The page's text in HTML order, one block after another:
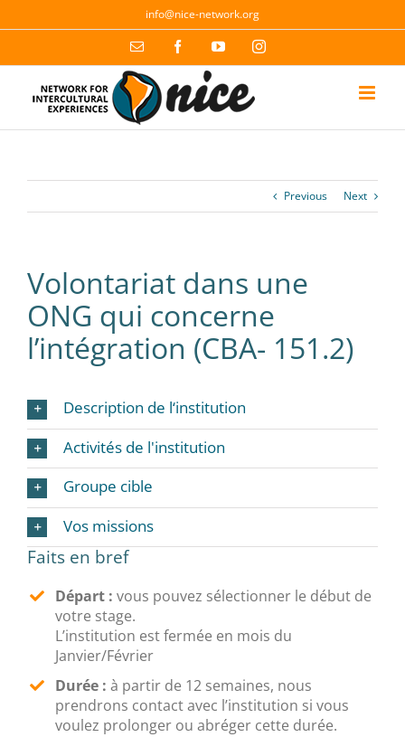
to
info@nice-network.org
Email FacebookYouTubeInstagram
Previous Next
Volontariat dans une
ONG qui concerne
l’intégration (CBA- 151.2)
Description de l‘institution
Activités de l'institution
Groupe cible
Vos missions
Faits en bref
Départ : vous pouvez sélectionner le début de
votre stage.
L’institution est fermée en mois du
Janvier/Février
Durée : à partir de 12 semaines, nous
prendrons contact avec l’institution si vous
voulez prolonger ou abréger cette durée.